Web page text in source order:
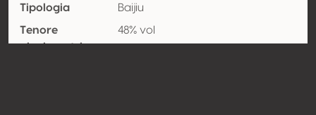
Tipologia
Baijiu
Tenore
alcolometrico
48% vol